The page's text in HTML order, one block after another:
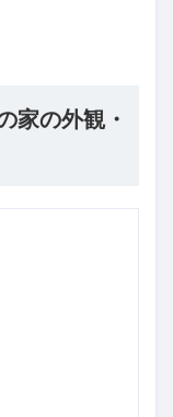
家の外観・